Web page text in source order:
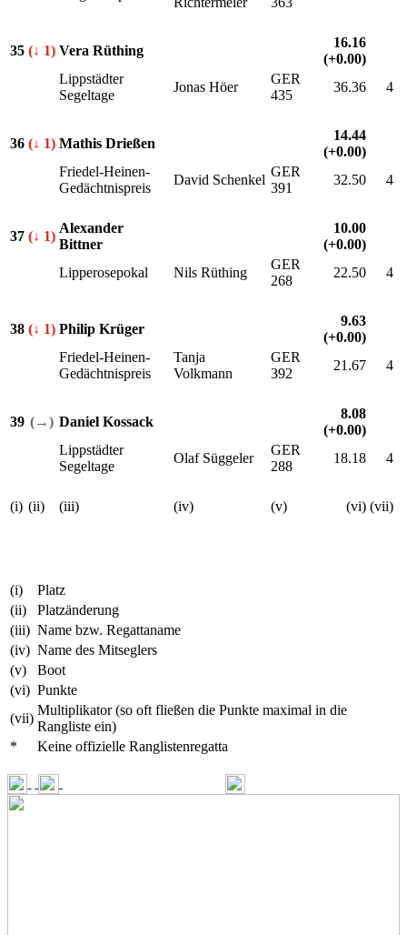
35 (↓ 1) Vera Rüthing
16.16
(+0.00)
Lippstädter
Segeltage
Jonas Höer
GER
435
36.36 4
36 (↓ 1) Mathis Drießen
14.44
(+0.00)
Friedel-Heinen-
Gedächtnispreis
David Schenkel
GER
391
32.50 4
37 (↓ 1)
Alexander
Bittner
10.00
(+0.00)
Lipperosepokal
Nils Rüthing
GER
268
22.50 4
38 (↓ 1) Philip Krüger
9.63
(+0.00)
Friedel-Heinen-
Gedächtnispreis
Tanja
Volkmann
GER
392
21.67 4
39 (→) Daniel Kossack
8.08
(+0.00)
Lippstädter
Segeltage
Olaf Süggeler
GER
288
18.18 4
(i) (ii) (iii) (iv) (v) (vi) (vii)
(i)
Platz
(ii)
Platzänderung
(iii) Name bzw. Regattaname
(iv) Name des Mitseglers
(v)
Boot
(vi) Punkte
(vii)
Multiplikator (so oft fließen die Punkte maximal in die
Rangliste ein)
*
Keine offizielle Ranglistenregatta